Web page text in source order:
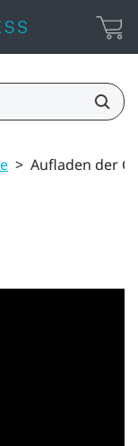
> Aufladen der